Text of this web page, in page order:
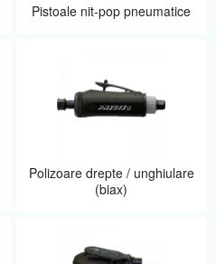
Pistoale nit-pop pneumatice
Polizoare drepte / unghiulare
(biax)